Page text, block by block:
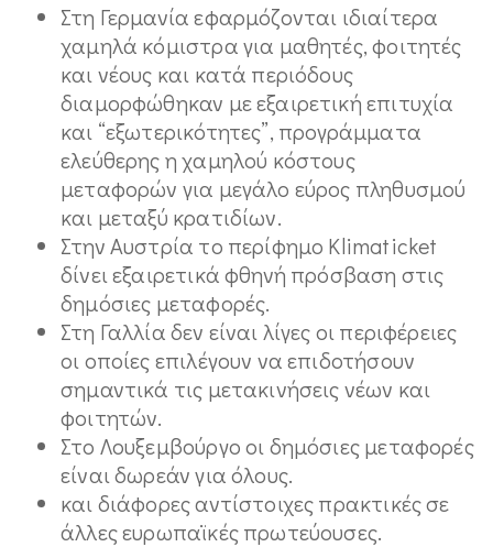
Στη Γερμανία εφαρμόζονται ιδιαίτερα
χαμηλά κόμιστρα για μαθητές, φοιτητές
και νέους και κατά περιόδους
διαμορφώθηκαν με εξαιρετική επιτυχία
και “εξωτερικότητες”, προγράμματα
ελεύθερης η χαμηλού κόστους
μεταφορών για μεγάλο εύρος πληθυσμού
και μεταξύ κρατιδίων.
Στην Αυστρία το περίφημο Klimaticket
δίνει εξαιρετικά φθηνή πρόσβαση στις
δημόσιες μεταφορές.
Στη Γαλλία δεν είναι λίγες οι περιφέρειες
οι οποίες επιλέγουν να επιδοτήσουν
σημαντικά τις μετακινήσεις νέων και
φοιτητών.
Στο Λουξεμβούργο οι δημόσιες μεταφορές
είναι δωρεάν για όλους.
και διάφορες αντίστοιχες πρακτικές σε
άλλες ευρωπαϊκές πρωτεύουσες.